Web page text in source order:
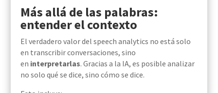
Más allá de las palabras:
entender el contexto
El verdadero valor del speech analytics no está solo
en transcribir conversaciones, sino
en interpretarlas. Gracias a la IA, es posible analizar
no solo qué se dice, sino cómo se dice.